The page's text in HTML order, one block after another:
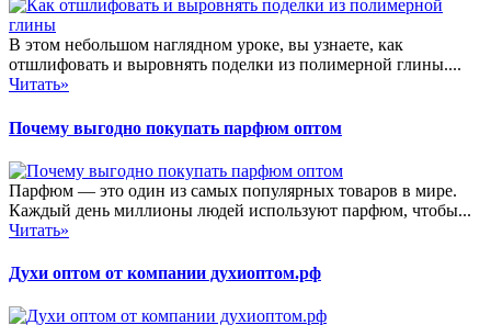
В этом небольшом наглядном уроке, вы узнаете, как
отшлифовать и выровнять поделки из полимерной глины....
Читать»
Почему выгодно покупать парфюм оптом
Парфюм — это один из самых популярных товаров в мире.
Каждый день миллионы людей используют парфюм, чтобы...
Читать»
Духи оптом от компании духиоптом.рф